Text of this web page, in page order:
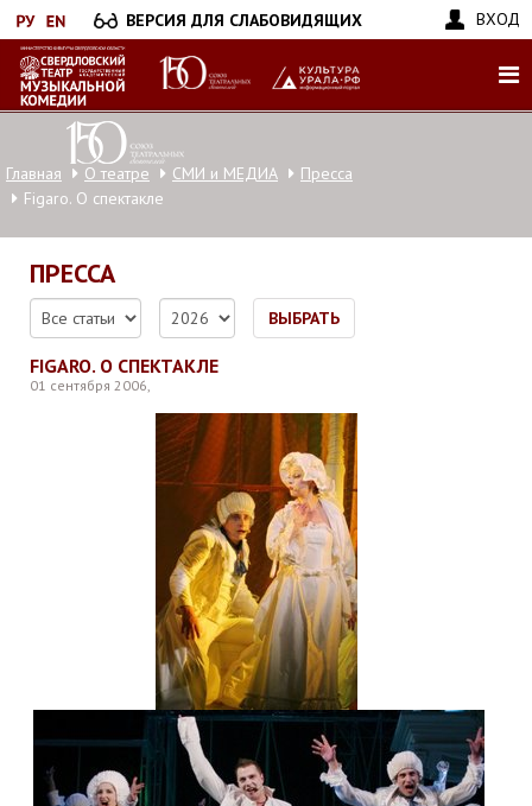
Перейти
к
основному
содержанию
ВЕРСИЯ ДЛЯ СЛАБОВИДЯЩИХ ВХОД
Главная О театре СМИ и МЕДИА
Пресса
Figaro. О спектакле
ПРЕССА
ВЫБРАТЬ
FIGARO. О СПЕКТАКЛЕ
01 сентября 2006,